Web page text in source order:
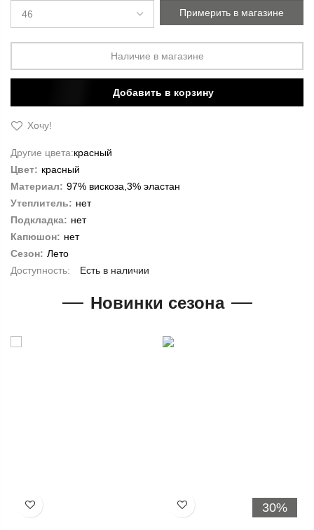
Примерить в магазине
Наличие в магазине
Добавить в корзину
Хочу!
Другие цвета:красный
Цвет: красный
Материал: 97% вискоза,3% эластан
Утеплитель: нет
Подкладка: нет
Капюшон: нет
Сезон: Лето
Есть в наличии
Новинки сезона
Хочу! 30%
Хочу!